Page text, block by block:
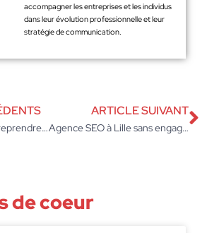
accompagner les entreprises et les individus
dans leur évolution professionnelle et leur
stratégie de communication.
Le business mag entreprendre : les tendances majeures du marché en 2025
ARTICLE SUIVANT
Agence SEO à Lille sans engagement : une nouvelle façon d’investir dans son référencement naturel
de coeur